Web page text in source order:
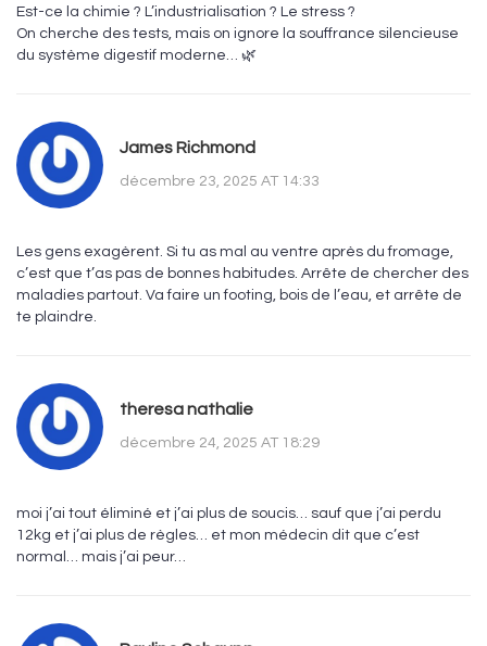
Est-ce la chimie ? L’industrialisation ? Le stress ?
On cherche des tests, mais on ignore la souffrance silencieuse
du système digestif moderne… 🌿
James Richmond
décembre 23, 2025 AT 14:33
Les gens exagèrent. Si tu as mal au ventre après du fromage,
c’est que t’as pas de bonnes habitudes. Arrête de chercher des
maladies partout. Va faire un footing, bois de l’eau, et arrête de
te plaindre.
theresa nathalie
décembre 24, 2025 AT 18:29
moi j’ai tout éliminé et j’ai plus de soucis… sauf que j’ai perdu
12kg et j’ai plus de règles… et mon médecin dit que c’est
normal… mais j’ai peur…